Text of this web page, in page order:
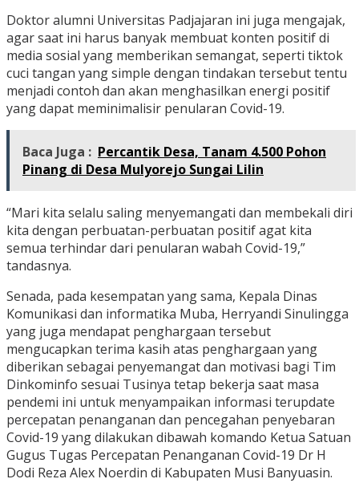
Doktor alumni Universitas Padjajaran ini juga mengajak,
agar saat ini harus banyak membuat konten positif di
media sosial yang memberikan semangat, seperti tiktok
cuci tangan yang simple dengan tindakan tersebut tentu
menjadi contoh dan akan menghasilkan energi positif
yang dapat meminimalisir penularan Covid-19.
Baca Juga : Percantik Desa, Tanam 4.500 Pohon
Pinang di Desa Mulyorejo Sungai Lilin
“Mari kita selalu saling menyemangati dan membekali diri
kita dengan perbuatan-perbuatan positif agat kita
semua terhindar dari penularan wabah Covid-19,”
tandasnya.
Senada, pada kesempatan yang sama, Kepala Dinas
Komunikasi dan informatika Muba, Herryandi Sinulingga
yang juga mendapat penghargaan tersebut
mengucapkan terima kasih atas penghargaan yang
diberikan sebagai penyemangat dan motivasi bagi Tim
Dinkominfo sesuai Tusinya tetap bekerja saat masa
pendemi ini untuk menyampaikan informasi terupdate
percepatan penanganan dan pencegahan penyebaran
Covid-19 yang dilakukan dibawah komando Ketua Satuan
Gugus Tugas Percepatan Penanganan Covid-19 Dr H
Dodi Reza Alex Noerdin di Kabupaten Musi Banyuasin.